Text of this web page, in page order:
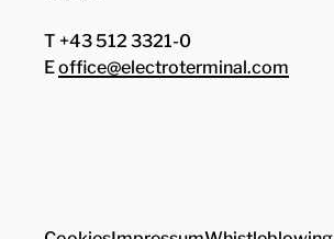
T +43 512 3321-0
Eoffice@electroterminal.com